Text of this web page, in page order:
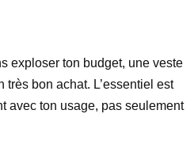
exploser ton budget, une veste
très bon achat. L’essentiel est
avec ton usage, pas seulement